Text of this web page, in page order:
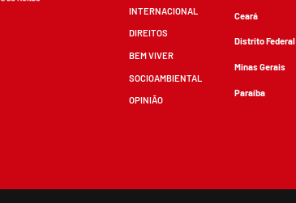
INTERNACIONAL
DIREITOS
BEM VIVER
SOCIOAMBIENTAL
OPINIÃO
Ceará
Distrito Federal
Minas Gerais
Paraíba